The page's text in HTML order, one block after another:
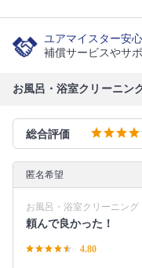
ユアマイスター安
補償サービスやサ
お風呂・浴室クリーニン
総合評価
匿名希望
お風呂・浴室クリーニング
頼んで良かった！
4.80